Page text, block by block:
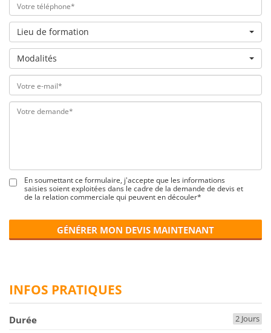
Lieu de formation
Modalités
En soumettant ce formulaire, j'accepte que les informations
saisies soient exploitées dans le cadre de la demande de devis et
de la relation commerciale qui peuvent en découler*
GÉNÉRER MON DEVIS MAINTENANT
INFOS PRATIQUES
Durée 2 Jours